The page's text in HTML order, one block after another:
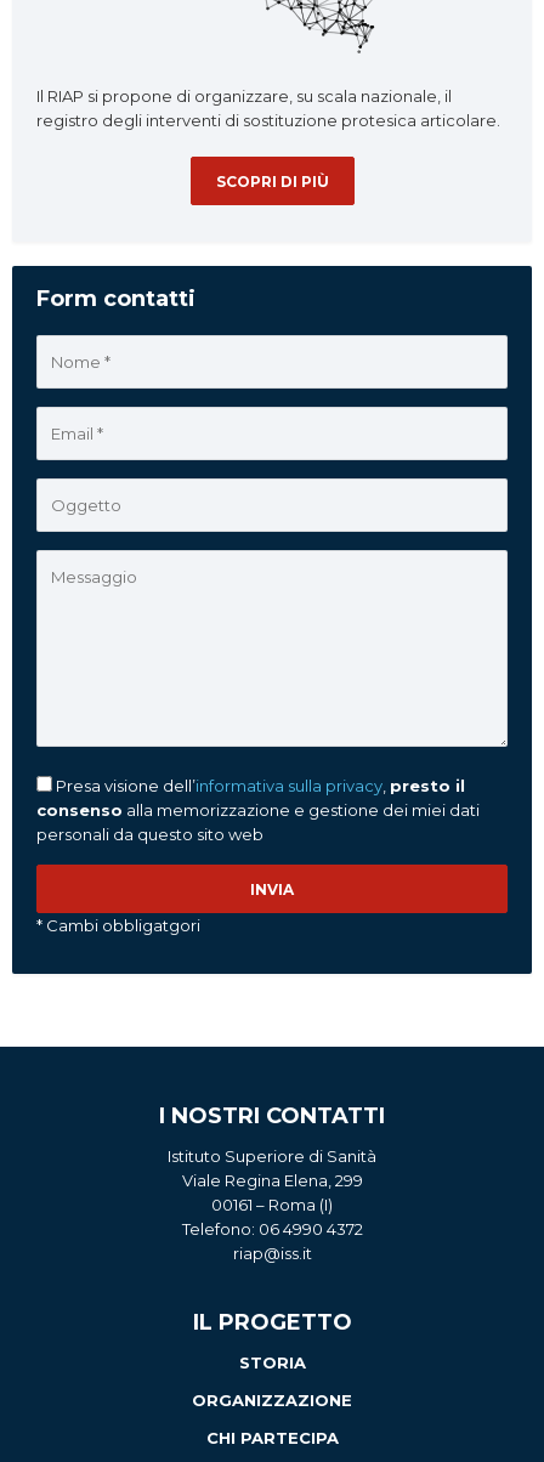
Il RIAP si propone di organizzare, su scala nazionale, il
registro degli interventi di sostituzione protesica articolare.
SCOPRI DI PIÙ
Form contatti
Presa visione dell’informativa sulla privacy presto il
consenso alla memorizzazione e gestione dei miei dati
personali da questo sito web
* Cambi obbligatgori
I NOSTRI CONTATTI
Istituto Superiore di Sanità
Viale Regina Elena, 299
00161 – Roma (I)
Telefono: 06 4990 4372
riap@iss.it
IL PROGETTO
STORIA
ORGANIZZAZIONE
CHI PARTECIPA